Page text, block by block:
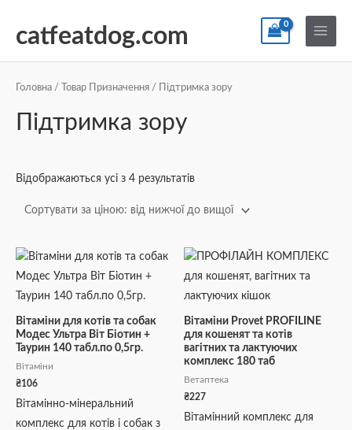
catfeatdog.com
Main
Menu
Головна / Товар Призначення / Підтримка зору
Підтримка зору
Відображаються усі з 4 результатів
ціною:
Вітаміни для котів та собак
Модес Ультра Віт Біотин +
Таурин 140 табл.по 0,5гр.
Вітаміни
₴106
Вітамінно-мінеральний
комплекс для котів і собак з
Вітаміни Provet PROFILINE
для кошенят та котів
вагітних та лактуючих
комплекс 180 таб
Ветаптека
₴227
Вітамінний комплекс для